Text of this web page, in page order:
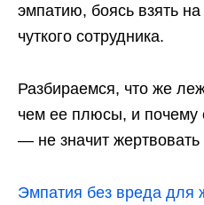
эмпатию, боясь взять
чуткого сотрудника.
Разбираемся, что же
чем ее плюсы, и почему
— не значит жертвовать
Эмпатия без вреда для